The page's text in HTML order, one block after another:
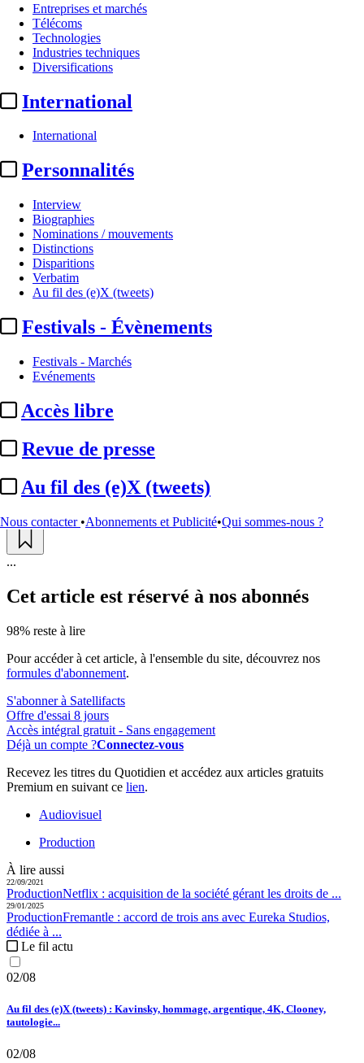
Entreprises et marchés
Télécoms
Technologies
Industries techniques
Diversifications
International
International
Personnalités
Interview
Biographies
Nominations / mouvements
Distinctions
Disparitions
Verbatim
Au fil des (e)X (tweets)
Festivals - Évènements
Festivals - Marchés
Evénements
Accès libre
Revue de presse
Au fil des (e)X (tweets)
Nous contacter •Abonnements et Publicité•Qui sommes-nous ?
Netflix :
sur le roman « Charlie et la ...
Actualité n° 317671|Publié le 21 mars 2025 18:35
...
Cet article est réservé à nos abonnés
98% reste à lire
Pour accéder à cet article, à l'ensemble du site, découvrez nos
formules d'abonnement.
S'abonner à Satellifacts
Offre d'essai 8 jours
Accès intégral gratuit - Sans engagement
Déjà un compte ?Connectez-vous
Recevez les titres du Quotidien et accédez aux articles gratuits
Premium en suivant ce lien.
Audiovisuel
Production
À lire aussi
22/09/2021
ProductionNetflix : acquisition de la société gérant les droits de ...
29/01/2025
ProductionFremantle : accord de trois ans avec Eureka Studios,
dédiée à ...
Le fil actu
02/08
Au fil des (e)X (tweets) : Kavinsky, hommage, argentique, 4K, Clooney,
tautologie...
02/08